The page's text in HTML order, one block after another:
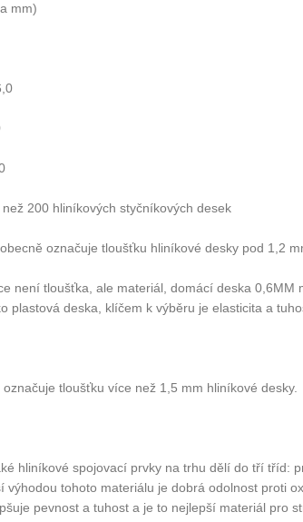
mm)
200 hliníkových styčníkových desek
označuje tloušťku hliníkové desky pod 1,2
není tloušťka, ale materiál, domácí deska 0,6MM
plastová deska, klíčem k výběru je elasticita a
tloušťku více než 1,5 mm hliníkové desky.
hliníkové spojovací prvky na trhu dělí do tří tříd:
výhodou tohoto materiálu je dobrá odolnost proti
pevnost a tuhost a je to nejlepší materiál pro